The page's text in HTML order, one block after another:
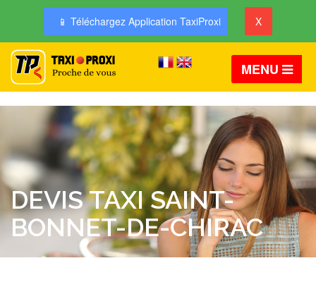
📱 Téléchargez Application TaxiProxi X
MENU
DEVIS TAXI SAINT-
BONNET-DE-CHIRAC